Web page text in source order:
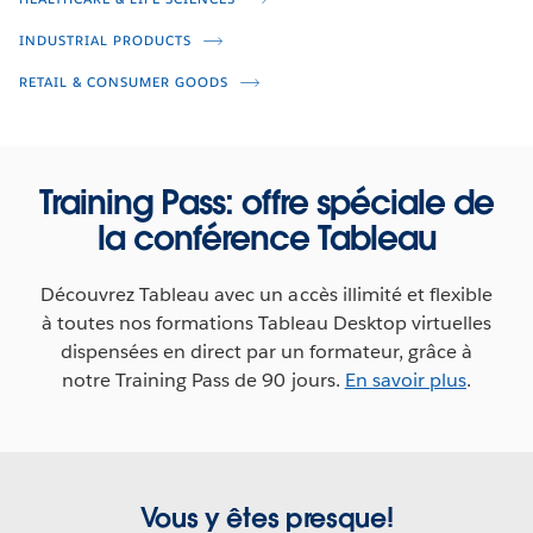
Normal
Anthony Young
Chantilly Jaggernauth
Veterans Day Viz Challenge
INDUSTRIAL PRODUCTS
RETAIL & CONSUMER GOODS
Training Pass: offre spéciale de
la conférence Tableau
Découvrez Tableau avec un accès illimité et flexible
à toutes nos formations Tableau Desktop virtuelles
dispensées en direct par un formateur, grâce à
notre Training Pass de 90 jours. En savoir plus.
Vous y êtes presque!